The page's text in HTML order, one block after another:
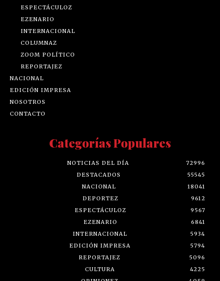
ESPECTÁCULOZ
EZENARIO
INTERNACIONAL
COLUMNAZ
ZOOM POLÍTICO
REPORTAJEZ
NACIONAL
EDICIÓN IMPRESA
NOSOTROS
CONTACTO
Categorías Populares
NOTICIAS DEL DÍA
72996
DESTACADOS
55545
NACIONAL
18041
DEPORTEZ
9612
ESPECTÁCULOZ
9567
EZENARIO
6841
INTERNACIONAL
5934
EDICIÓN IMPRESA
5794
REPORTAJEZ
5096
CULTURA
4225